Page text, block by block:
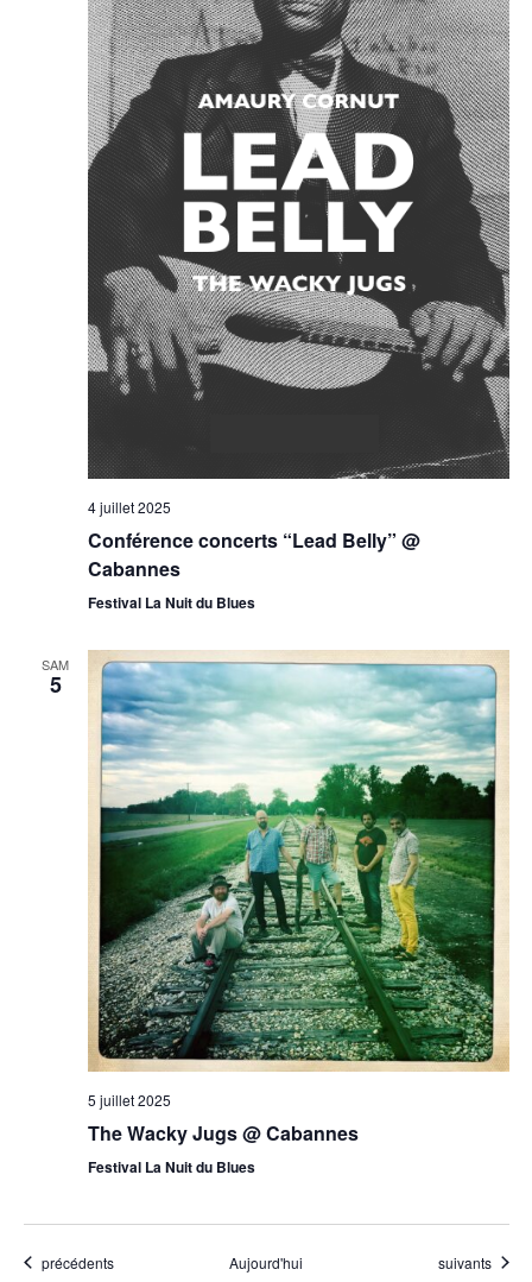
4 juillet 2025
Conférence concerts “Lead Belly” @
Cabannes
Festival La Nuit du Blues
SAM
5
5 juillet 2025
The Wacky Jugs @ Cabannes
Festival La Nuit du Blues
Évènements
précédents Aujourd'hui Évènements
suivants